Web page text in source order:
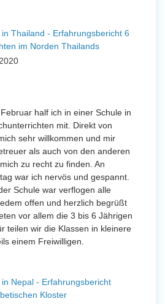
Thailand - Erfahrungsbericht 6
im Norden Thailands
half ich in einer Schule in
mit. Direkt von
sehr willkommen und mir
als auch von den anderen
zu recht zu finden. An
war ich nervös und gespannt.
Schule war verflogen alle
offen und herzlich begrüßt
vor allem die 3 bis 6 Jährigen
teilen wir die Klassen in kleinere
einem Freiwilligen.
Nepal - Erfahrungsbericht
Kloster